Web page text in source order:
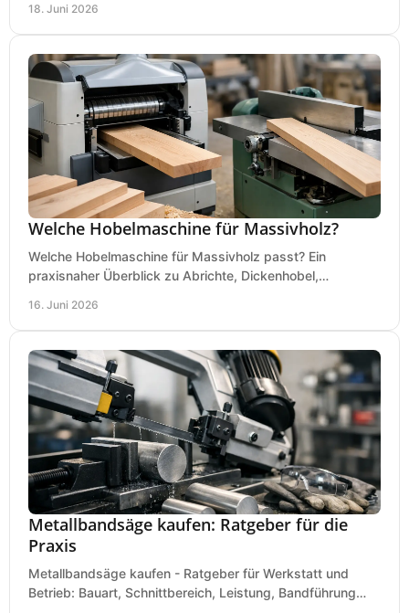
18. Juni 2026
Welche Hobelmaschine für Massivholz?
Welche Hobelmaschine für Massivholz passt? Ein
praxisnaher Überblick zu Abrichte, Dickenhobel,
16. Juni 2026
Metallbandsäge kaufen: Ratgeber für die
Praxis
Metallbandsäge kaufen - Ratgeber für Werkstatt und
Betrieb: Bauart, Schnittbereich, Leistung, Bandführung